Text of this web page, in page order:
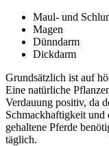
Maul- und
Magen
Dünndarm
Dickdarm
Grundsätzlich ist auf
Eine natürliche
Verdauung positiv, da
Schmackhaftigkeit
gehaltene Pferde
täglich.